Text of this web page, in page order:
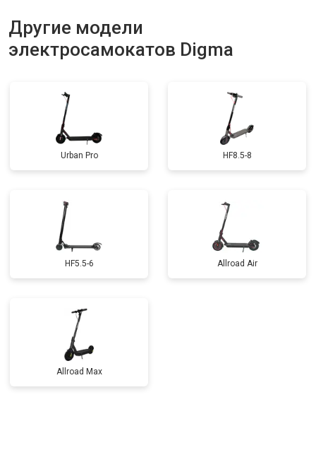
Другие модели
электросамокатов Digma
Urban Pro HF8.5-8
HF5.5-6 Allroad Air
Allroad Max